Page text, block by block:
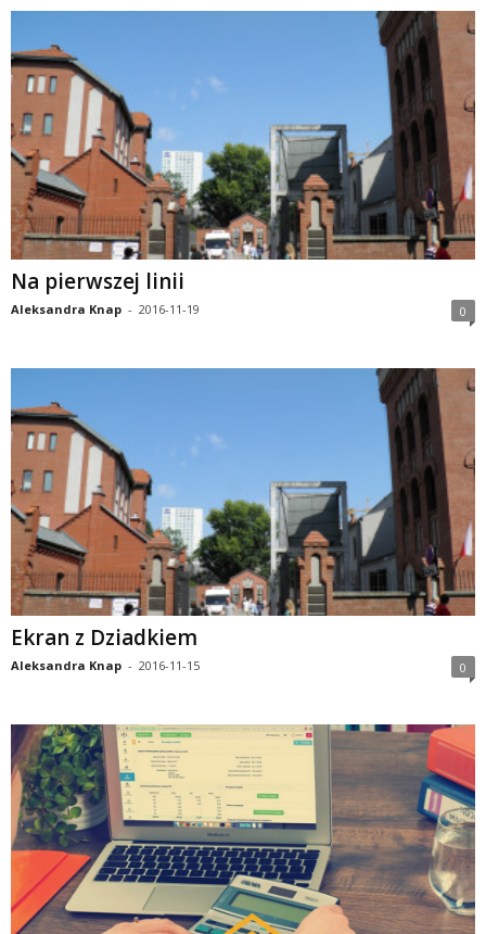
Na pierwszej linii
Aleksandra Knap - 2016-11-19 0
Ekran z Dziadkiem
Aleksandra Knap - 2016-11-15 0